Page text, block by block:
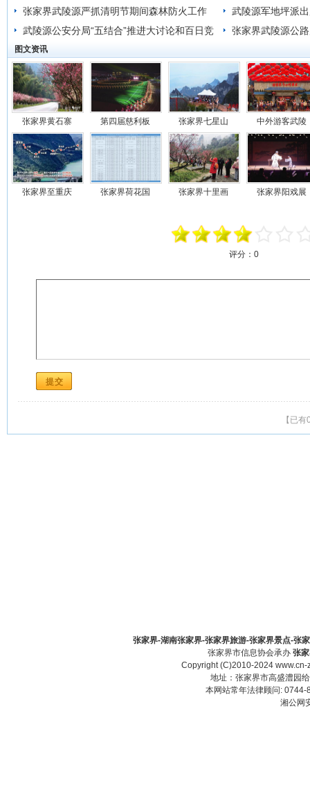
张家界武陵源严抓清明节期间森林防火工作
武陵源军地坪派
武陵源公安分局“五结合”推进大讨论和百日竞
赛活动
张家界武陵源公
图文资讯
张家界黄石寨 第四届慈利板 张家界七星山 中外游客武陵
张家界至重庆 张家界荷花国 张家界十里画 张家界阳戏展
评分： 0
【已
张家界-湖南张家界-张家界旅游-张家界景点-张
张家界市信息协会承办 张
Copyright (C)2010-2024
地址：张家界市高盛澧园
本网站常年法律顾问:
湘公网